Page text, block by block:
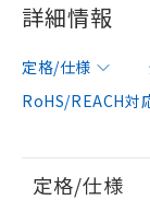
詳細情報
定格/仕様
RoHS/REACH対
定格/仕様